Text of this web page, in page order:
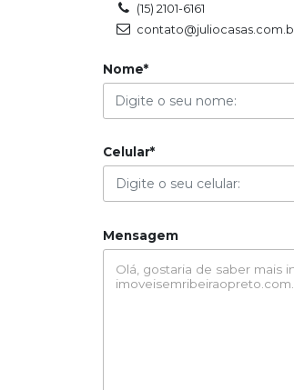
(15) 2101-6161
Nome*
Celular*
Mensagem